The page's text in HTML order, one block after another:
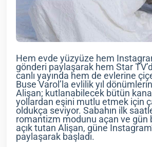
Hem evde yüzyüze hem
gönderi paylaşarak hem Star
canlı yayında hem de evlerine
Buse Varol’la evlilik yıl
Alişan; kutlanabilecek bütün
yollardan eşini mutlu etmek için
oldukça seviyor. Sabahın ilk
romantizm modunu açan ve gün
açık tutan Alişan, güne
paylaşarak başladı.